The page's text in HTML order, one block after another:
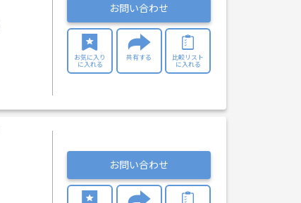
お問い合わせ
お気に入り
に入れる
共有する
比較リスト
に入れる
お問い合わせ